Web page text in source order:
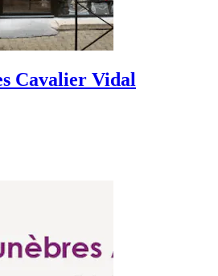
Cavalier Vidal